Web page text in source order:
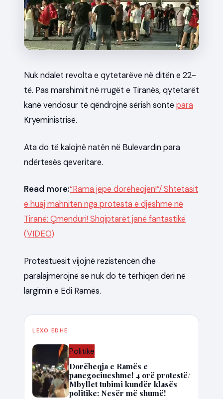
Nuk ndalet revolta e qytetarëve në ditën e 22-
të. Pas marshimit në rrugët e Tiranës, qytetarët
kanë vendosur të qëndrojnë sërish sonte para
Kryeministrisë.
Ata do të kalojnë natën në Bulevardin para
ndërtesës qeveritare.
Read more:“Rama jepe dorëheqjen!”/ Shtetasit
e huaj mahniten nga protesta e djeshme në
Tiranë: Çmenduri! Shqiptarët janë fantastikë
(VIDEO)
Protestuesit vijojnë rezistencën dhe
paralajmërojnë se nuk do të tërhiqen deri në
largimin e Edi Ramës.
LEXO EDHE
Politikë
Dorëheqja e Ramës e
panegociueshme! 4 orë protestë/
Mbyllet tubimi kundër klasës
politike: Nesër më shumë!